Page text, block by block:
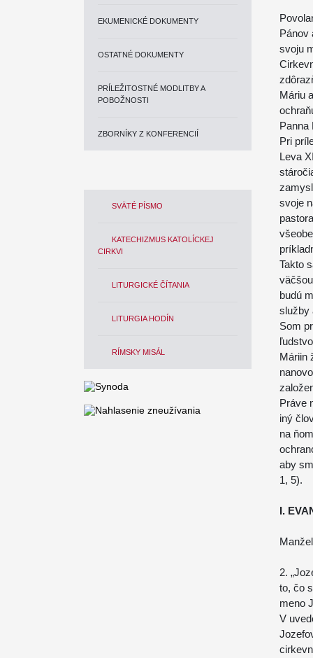
EKUMENICKÉ DOKUMENTY
OSTATNÉ DOKUMENTY
PRÍLEŽITOSTNÉ MODLITBY A
POBOŽNOSTI
ZBORNÍKY Z KONFERENCIÍ
SVÄTÉ PÍSMO
KATECHIZMUS KATOLÍCKEJ
CIRKVI
LITURGICKÉ ČÍTANIA
LITURGIA HODÍN
RÍMSKY MISÁL
Pánov
svoju
Máriu
Panna
Pri
Leva
svoje
Takto
budú
služby
Som
Máriin
Práve
iný
na
aby
1, 5).
I.
2.
to, čo
meno
V